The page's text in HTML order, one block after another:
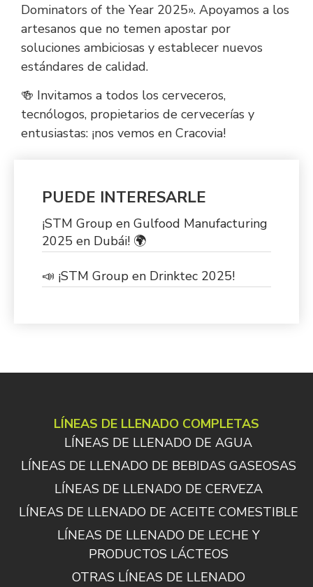
Dominators of the Year 2025». Apoyamos a los
artesanos que no temen apostar por
soluciones ambiciosas y establecer nuevos
estándares de calidad.
🍻 Invitamos a todos los cerveceros,
tecnólogos, propietarios de cervecerías y
entusiastas: ¡nos vemos en Cracovia!
PUEDE INTERESARLE
¡STM Group en Gulfood Manufacturing
2025 en Dubái! 🌍
📣 ¡STM Group en Drinktec 2025!
LÍNEAS DE LLENADO COMPLETAS
LÍNEAS DE LLENADO DE AGUA
LÍNEAS DE LLENADO DE BEBIDAS GASEOSAS
LÍNEAS DE LLENADO DE CERVEZA
LÍNEAS DE LLENADO DE ACEITE COMESTIBLE
LÍNEAS DE LLENADO DE LECHE Y
PRODUCTOS LÁCTEOS
OTRAS LÍNEAS DE LLENADO